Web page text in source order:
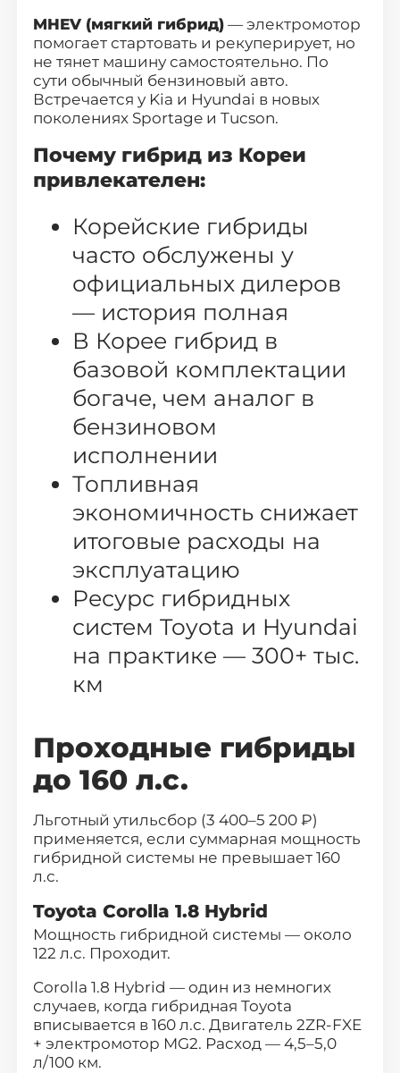
(офис: г. Видное, ул. Донбасская д. 2
стр.1)
MHEV (мягкий гибрид)— электромотор
помогает стартовать и рекуперирует, но
не тянет машину самостоятельно. По
сути обычный бензиновый авто.
Встречается у Kia и Hyundai в новых
поколениях Sportage и Tucson.
Почему гибрид из Кореи
привлекателен:
Корейские гибриды
часто обслужены у
официальных дилеров
— история полная
В Корее гибрид в
базовой комплектации
богаче, чем аналог в
бензиновом
исполнении
Топливная
экономичность снижает
итоговые расходы на
эксплуатацию
Ресурс гибридных
систем Toyota и Hyundai
на практике — 300+ тыс.
км
Проходные гибриды
до 160 л.с.
Льготный утильсбор (3 400–5 200 ₽)
применяется, если суммарная мощность
гибридной системы не превышает 160
л.с.
Toyota Corolla 1.8 Hybrid
Мощность гибридной системы — около
122 л.с. Проходит.
Corolla 1.8 Hybrid — один из немногих
случаев, когда гибридная Toyota
вписывается в 160 л.с. Двигатель 2ZR-FXE
+ электромотор MG2. Расход — 4,5–5,0
л/100 км.